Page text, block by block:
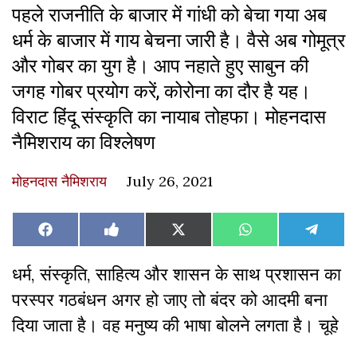
पहले राजनीति के बाजार में गांधी को बेचा गया अब
धर्म के बाजार में गाय बेचना जारी है। वैसे अब गोमूत्र
और गोबर का युग है। आप नहाते हुए साबुन की
जगह गोबर प्रयोग करें, कोरोना का दौर है यह।
विराट हिंदू संस्कृति का नायाब तोहफा। मोहनदास
नैमिशराय का विश्लेषण
मोहनदास नैमिशराय July 26, 2021
Share
on
Facebook Share
on
Like
on
Facebook
Share
on
X
(Twitter)
Share
on
WhatsAppShare
on
धर्म, संस्कृति, साहित्य और शासन के साथ प्रशासन का
परस्पर गठबंधन अगर हो जाए तो बंदर को आदमी बना
दिया जाता है। वह मनुष्य की भाषा बोलने लगता है। चूहे